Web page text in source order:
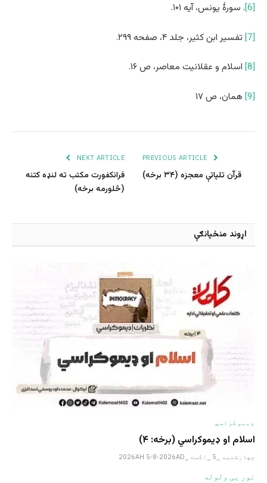
[6] . سورۀ یونس، آیه ۱۰۱.
[7] تفسیر ابن کثیر، جلد ۴، صفحه ۲۹۹.
[8] اسلام و عقلانیت معاصر، ص ۱۶.
[9] همان، ص ۱۷
قرآن تلپاتې معجزه (۳۴ برخه)
NEXT ARTICLE
فرانکفورت مکتب ته لنډه کتنه
(څلورمه برخه)
اړوند منځپانګې
ډیموکراسي
اسلام او ډیموکراسي (برخه: ۴)
چهارشنبه _5 _اگست _2026AH 5-8-2026AD
نور یی ولوله